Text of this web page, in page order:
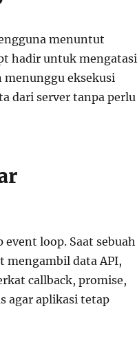
menuntut
hadir untuk mengatasi
menunggu eksekusi
dari server tanpa perlu
loop. Saat sebuah
mengambil data API,
callback, promise,
agar aplikasi tetap